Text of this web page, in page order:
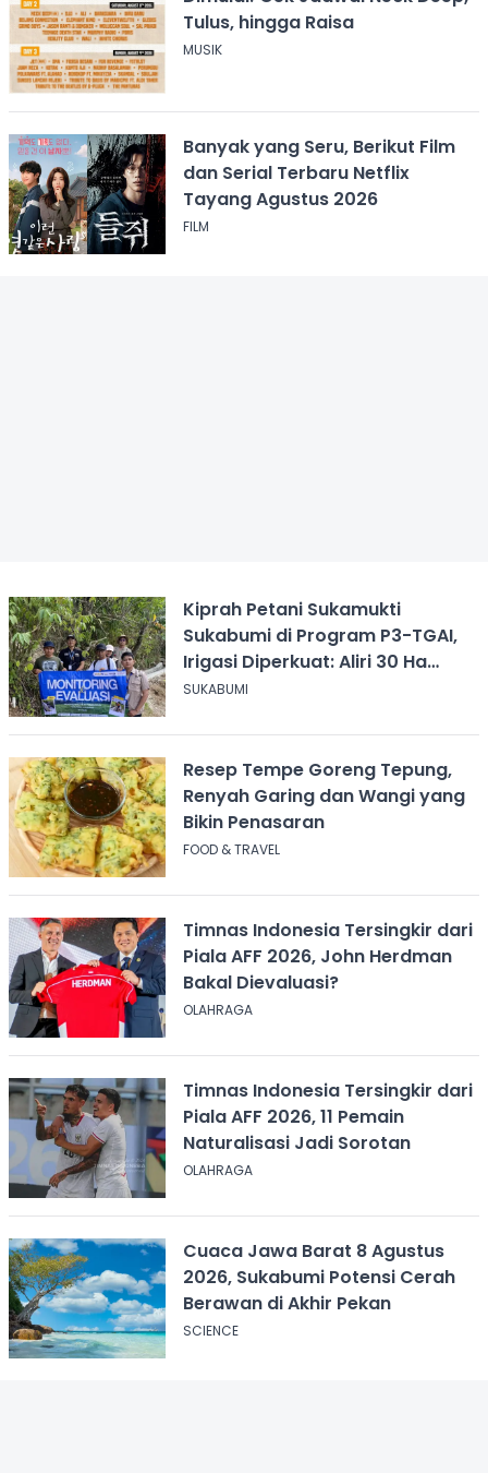
Tulus, hingga Raisa
MUSIK
Banyak yang Seru, Berikut Film
dan Serial Terbaru Netflix
Tayang Agustus 2026
FILM
Kiprah Petani Sukamukti
Sukabumi di Program P3-TGAI,
Irigasi Diperkuat: Aliri 30 Ha
Sawah
SUKABUMI
Resep Tempe Goreng Tepung,
Renyah Garing dan Wangi yang
Bikin Penasaran
FOOD & TRAVEL
Timnas Indonesia Tersingkir dari
Piala AFF 2026, John Herdman
Bakal Dievaluasi?
OLAHRAGA
Timnas Indonesia Tersingkir dari
Piala AFF 2026, 11 Pemain
Naturalisasi Jadi Sorotan
OLAHRAGA
Cuaca Jawa Barat 8 Agustus
2026, Sukabumi Potensi Cerah
Berawan di Akhir Pekan
SCIENCE